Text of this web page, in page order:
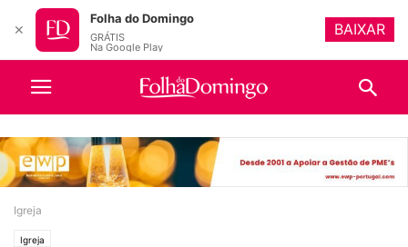
Igreja
Igreja
✕
Folha do Domingo
GRÁTIS
Na Google Play
BAIXAR